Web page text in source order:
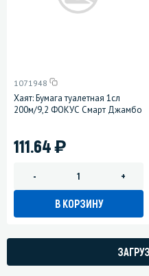
1071948
Хаят: Бумага туалетная 1сл
200м/9,2 ФОКУС Смарт Джамбо
111.64)
- +
В КОРЗИНУ